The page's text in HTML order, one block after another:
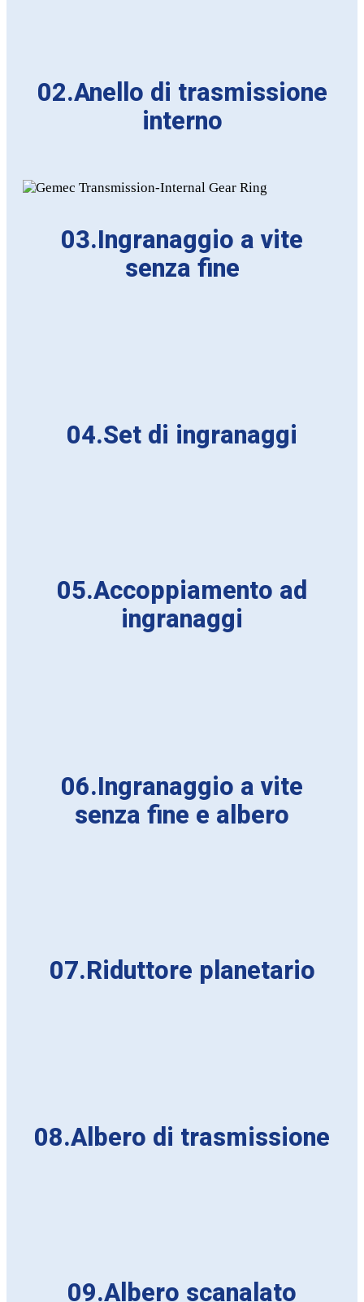
02.Anello di trasmissione
interno
03.Ingranaggio a vite
senza fine
04.Set di ingranaggi
05.Accoppiamento ad
ingranaggi
06.Ingranaggio a vite
senza fine e albero
07.Riduttore planetario
08.Albero di trasmissione
09.Albero scanalato